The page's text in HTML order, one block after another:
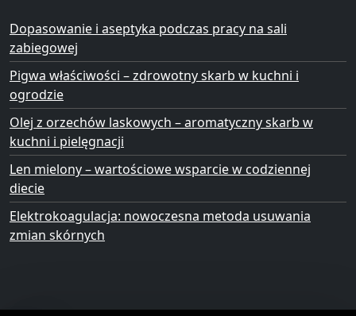
Dopasowanie i aseptyka podczas pracy na sali
zabiegowej
Pigwa właściwości – zdrowotny skarb w kuchni i
ogrodzie
Olej z orzechów laskowych – aromatyczny skarb w
kuchni i pielęgnacji
Len mielony – wartościowe wsparcie w codziennej
diecie
Elektrokoagulacja: nowoczesna metoda usuwania
zmian skórnych